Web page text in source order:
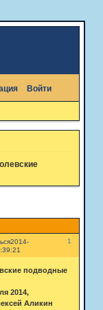
Войти
1
2014-
подводные
2014,
Аликин